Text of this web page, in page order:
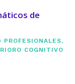
de
PROFESIONALES,
COGNITIVO